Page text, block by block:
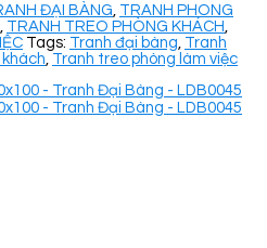
ĐẠI BÀNG TRANH PHONG
TRANH TREO PHÒNG KHÁCH
Tags: Tranh đại bàng Tranh
Tranh treo phòng làm việc